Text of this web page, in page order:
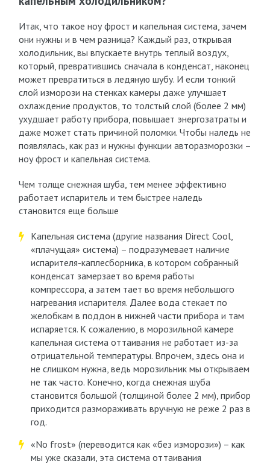
Итак, что такое ноу фрост и капельная система, зачем
они нужны и в чем разница? Каждый раз, открывая
холодильник, вы впускаете внутрь теплый воздух,
который, превратившись сначала в конденсат, наконец
может превратиться в ледяную шубу. И если тонкий
слой изморози на стенках камеры даже улучшает
охлаждение продуктов, то толстый слой (более 2 мм)
ухудшает работу прибора, повышает энергозатраты и
даже может стать причиной поломки. Чтобы наледь не
появлялась, как раз и нужны функции авторазморозки –
ноу фрост и капельная система.
Чем толще снежная шуба, тем менее эффективно
работает испаритель и тем быстрее наледь
становится еще больше
Капельная система (другие названия Direct Cool,
«плачущая» система) – подразумевает наличие
испарителя-каплесборника, в котором собранный
конденсат замерзает во время работы
компрессора, а затем тает во время небольшого
нагревания испарителя. Далее вода стекает по
желобкам в поддон в нижней части прибора и там
испаряется. К сожалению, в морозильной камере
капельная система оттаивания не работает из-за
отрицательной температуры. Впрочем, здесь она и
не слишком нужна, ведь морозильник мы открываем
не так часто. Конечно, когда снежная шуба
становится большой (толщиной более 2 мм), прибор
приходится размораживать вручную не реже 2 раз в
год.
«No frost» (переводится как «без изморози») – как
мы уже сказали, эта система оттаивания